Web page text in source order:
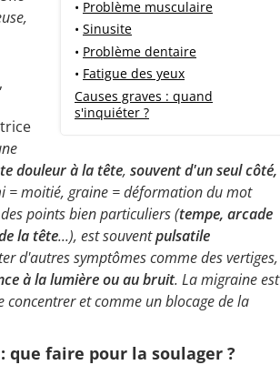
• Problème musculaire
• Sinusite
• Problème dentaire
• Fatigue des yeux
Causes graves : quand
s'inquiéter ?
douleur à la tête, souvent d'un seul côté,
= moitié, graine = déformation du mot
points bien particuliers (tempe, arcade
la tête...), est souventpulsatile
d'autres symptômes comme des vertiges,
à la lumière ou au bruit. La migraine est
concentrer et comme un blocage de la
que faire pour la soulager ?